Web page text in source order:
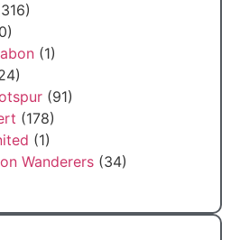
(1)
(91)
(178)
(1)
Wanderers (34)